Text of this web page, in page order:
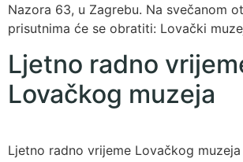
Nazora 63, u Zagrebu. Na svečanom
prisutnima će se obratiti: Lovački
Ljetno radno
Lovačkog muzeja
Ljetno radno vrijeme Lovačkog